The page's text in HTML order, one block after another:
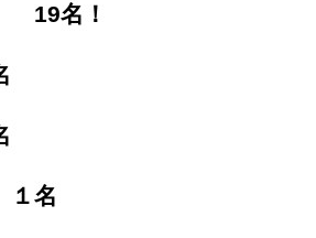
19名！
１名